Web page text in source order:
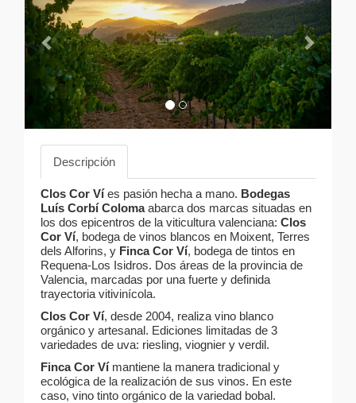
Descripción
Clos Cor Víes pasión hecha a mano. Bodegas
Luís Corbí Colomaabarca dos marcas situadas en
los dos epicentros de la viticultura valenciana: Clos
Cor Ví, bodega de vinos blancos en Moixent, Terres
dels Alforins, y Finca Cor Ví, bodega de tintos en
Requena-Los Isidros. Dos áreas de la provincia de
Valencia, marcadas por una fuerte y definida
trayectoria vitivinícola.
Clos Cor Ví, desde 2004, realiza vino blanco
orgánico y artesanal. Ediciones limitadas de 3
variedades de uva: riesling, viognier y verdil.
Finca Cor Vímantiene la manera tradicional y
ecológica de la realización de sus vinos. En este
caso, vino tinto orgánico de la variedad bobal.